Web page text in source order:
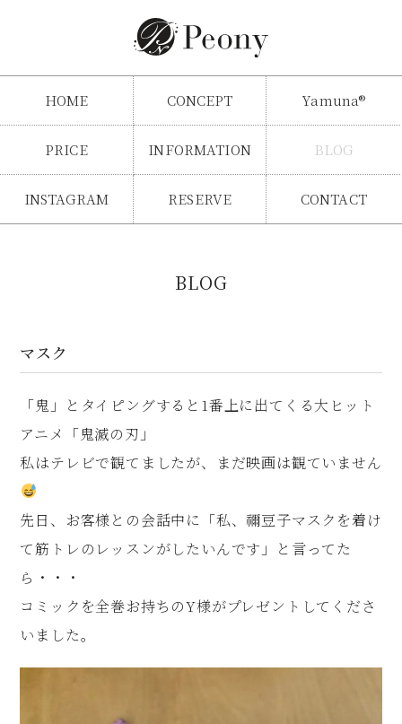
HOME CONCEPT Yamuna®
PRICE INFORMATION BLOG
INSTAGRAM RESERVE CONTACT
BLOG
マスク
「鬼」とタイピングすると1番上に出てくる大ヒット
アニメ「鬼滅の刃」
私はテレビで観てましたが、まだ映画は観ていません
先日、お客様との会話中に「私、禰豆子マスクを着け
て筋トレのレッスンがしたいんです」と言ってた
ら・・・
コミックを全巻お持ちのY様がプレゼントしてくださ
いました。